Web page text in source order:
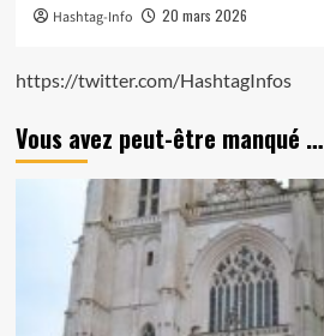
Hashtag-Info 20 mars 2026
https://twitter.com/HashtagInfos
Vous avez peut-être manqué …